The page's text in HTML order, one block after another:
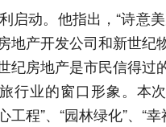
启动。他指出，“诗意
地产开发公司和新世纪
纪房地产是市民信得过
行业的窗口形象。本
工程”、“园林绿化”、“